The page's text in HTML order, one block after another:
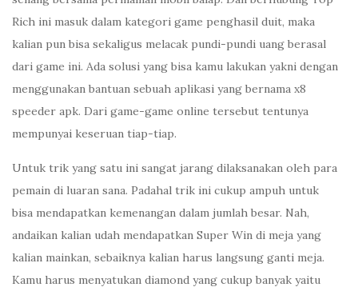
Rich ini masuk dalam kategori game penghasil duit, maka
kalian pun bisa sekaligus melacak pundi-pundi uang berasal
dari game ini. Ada solusi yang bisa kamu lakukan yakni dengan
menggunakan bantuan sebuah aplikasi yang bernama x8
speeder apk. Dari game-game online tersebut tentunya
mempunyai keseruan tiap-tiap.
Untuk trik yang satu ini sangat jarang dilaksanakan oleh para
pemain di luaran sana. Padahal trik ini cukup ampuh untuk
bisa mendapatkan kemenangan dalam jumlah besar. Nah,
andaikan kalian udah mendapatkan Super Win di meja yang
kalian mainkan, sebaiknya kalian harus langsung ganti meja.
Kamu harus menyatukan diamond yang cukup banyak yaitu